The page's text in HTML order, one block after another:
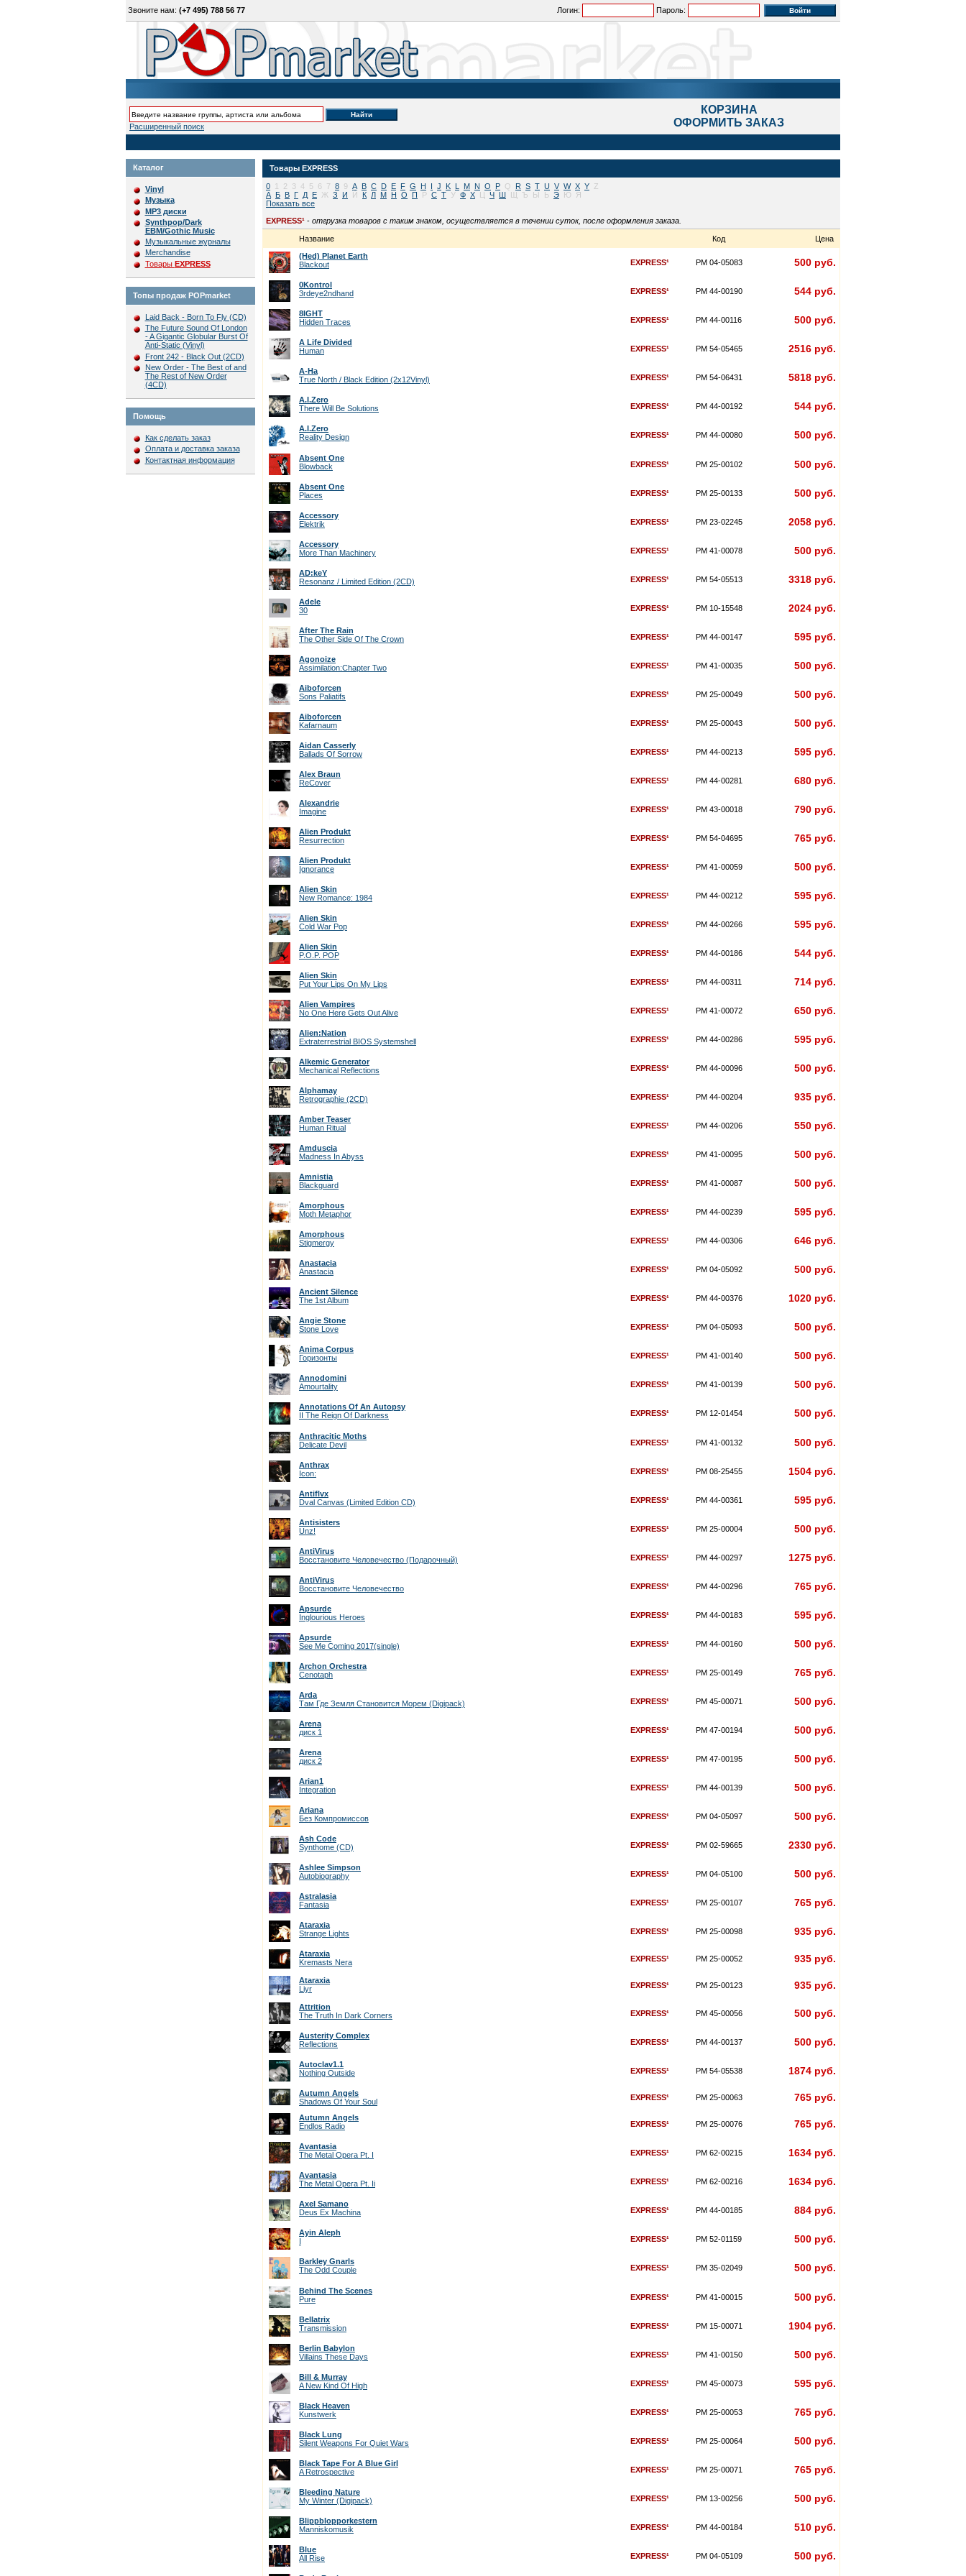
Звоните нам: (+7 495) 788 56 77 Логин: Пароль:
Расширенный поиск
КОРЗИНА
ОФОРМИТЬ ЗАКАЗ
Каталог
Vinyl
Музыка
MP3 диски
Synthpop/Dark
EBM/Gothic Music
Музыкальные журналы
Merchandise
Товары EXPRESS
Топы продаж POPmarket
Laid Back - Born To Fly (CD)
The Future Sound Of London
- A Gigantic Globular Burst Of
Anti-Static (Vinyl)
Front 242 - Black Out (2CD)
New Order - The Best of and
The Rest of New Order
(4CD)
Помощь
Как сделать заказ
Оплата и доставка заказа
Контактная информация
Товары EXPRESS
0 1 2 3 4 5 6 7 8 9 A B C D E F G H I J K L M N O P Q R S T U V W X Y Z
А Б В Г Д Е Ж З И Й К Л М Н О П Р С Т У Ф Х Ц Ч Ш Щ Ъ Ы Ь Э Ю
Я
Показать все
EXPRESS¹ - отгрузка товаров с таким знаком, осуществляется в течении суток, после оформления заказа.
Название Код
Цена
(Hed) Planet Earth
Blackout
EXPRESS¹ PM 04-05083 500 руб.
0Kontrol
3rdeye2ndhand
EXPRESS¹ PM 44-00190 544 руб.
8IGHT
Hidden Traces
EXPRESS¹ PM 44-00116 500 руб.
A Life Divided
Human
EXPRESS¹ PM 54-05465 2516 руб.
A-Ha
True North / Black Edition (2x12Vinyl)
EXPRESS¹ PM 54-06431 5818 руб.
A.I.Zero
There Will Be Solutions
EXPRESS¹ PM 44-00192 544 руб.
A.I.Zero
Reality Design
EXPRESS¹ PM 44-00080 500 руб.
Absent One
Blowback
EXPRESS¹ PM 25-00102 500 руб.
Absent One
Places
EXPRESS¹ PM 25-00133 500 руб.
Accessory
Elektrik
EXPRESS¹ PM 23-02245 2058 руб.
Accessory
More Than Machinery
EXPRESS¹ PM 41-00078 500 руб.
AD:keY
Resonanz / Limited Edition (2CD)
EXPRESS¹ PM 54-05513 3318 руб.
Adele
30
EXPRESS¹ PM 10-15548 2024 руб.
After The Rain
The Other Side Of The Crown
EXPRESS¹ PM 44-00147 595 руб.
Agonoize
Assimilation:Chapter Two
EXPRESS¹ PM 41-00035 500 руб.
Aiboforcen
Sons Paliatifs
EXPRESS¹ PM 25-00049 500 руб.
Aiboforcen
Kafarnaum
EXPRESS¹ PM 25-00043 500 руб.
Aidan Casserly
Ballads Of Sorrow
EXPRESS¹ PM 44-00213 595 руб.
Alex Braun
ReCover
EXPRESS¹ PM 44-00281 680 руб.
Alexandrie
Imagine
EXPRESS¹ PM 43-00018 790 руб.
Alien Produkt
Resurrection
EXPRESS¹ PM 54-04695 765 руб.
Alien Produkt
Ignorance
EXPRESS¹ PM 41-00059 500 руб.
Alien Skin
New Romance: 1984
EXPRESS¹ PM 44-00212 595 руб.
Alien Skin
Cold War Pop
EXPRESS¹ PM 44-00266 595 руб.
Alien Skin
P.O.P. POP
EXPRESS¹ PM 44-00186 544 руб.
Alien Skin
Put Your Lips On My Lips
EXPRESS¹ PM 44-00311 714 руб.
Alien Vampires
No One Here Gets Out Alive
EXPRESS¹ PM 41-00072 650 руб.
Alien:Nation
Extraterrestrial BIOS Systemshell
EXPRESS¹ PM 44-00286 595 руб.
Alkemic Generator
Mechanical Reflections
EXPRESS¹ PM 44-00096 500 руб.
Alphamay
Retrographie (2CD)
EXPRESS¹ PM 44-00204 935 руб.
Amber Teaser
Human Ritual
EXPRESS¹ PM 44-00206 550 руб.
Amduscia
Madness In Abyss
EXPRESS¹ PM 41-00095 500 руб.
Amnistia
Blackguard
EXPRESS¹ PM 41-00087 500 руб.
Amorphous
Moth Metaphor
EXPRESS¹ PM 44-00239 595 руб.
Amorphous
Stigmergy
EXPRESS¹ PM 44-00306 646 руб.
Anastacia
Anastacia
EXPRESS¹ PM 04-05092 500 руб.
Ancient Silence
The 1st Album
EXPRESS¹ PM 44-00376 1020 руб.
Angie Stone
Stone Love
EXPRESS¹ PM 04-05093 500 руб.
Anima Corpus
Горизонты
EXPRESS¹ PM 41-00140 500 руб.
Annodomini
Amourtality
EXPRESS¹ PM 41-00139 500 руб.
Annotations Of An Autopsy
II The Reign Of Darkness
EXPRESS¹ PM 12-01454 500 руб.
Anthracitic Moths
Delicate Devil
EXPRESS¹ PM 41-00132 500 руб.
Anthrax
Icon:
EXPRESS¹ PM 08-25455 1504 руб.
Antiflvx
Dval Canvas (Limited Edition CD)
EXPRESS¹ PM 44-00361 595 руб.
Antisisters
Unz!
EXPRESS¹ PM 25-00004 500 руб.
AntiVirus
Восстановите Человечество (Подарочный)
EXPRESS¹ PM 44-00297 1275 руб.
AntiVirus
Восстановите Человечество
EXPRESS¹ PM 44-00296 765 руб.
Apsurde
Inglourious Heroes
EXPRESS¹ PM 44-00183 595 руб.
Apsurde
See Me Coming 2017(single)
EXPRESS¹ PM 44-00160 500 руб.
Archon Orchestra
Cenotaph
EXPRESS¹ PM 25-00149 765 руб.
Arda
Там Где Земля Становится Морем (Digipack)
EXPRESS¹ PM 45-00071 500 руб.
Arena
диск 1
EXPRESS¹ PM 47-00194 500 руб.
Arena
диск 2
EXPRESS¹ PM 47-00195 500 руб.
Arian1
Integration
EXPRESS¹ PM 44-00139 500 руб.
Ariana
Без Компромиссов
EXPRESS¹ PM 04-05097 500 руб.
Ash Code
Synthome (CD)
EXPRESS¹ PM 02-59665 2330 руб.
Ashlee Simpson
Autobiography
EXPRESS¹ PM 04-05100 500 руб.
Astralasia
Fantasia
EXPRESS¹ PM 25-00107 765 руб.
Ataraxia
Strange Lights
EXPRESS¹ PM 25-00098 935 руб.
Ataraxia
Kremasts Nera
EXPRESS¹ PM 25-00052 935 руб.
Ataraxia
Liyr
EXPRESS¹ PM 25-00123 935 руб.
Attrition
The Truth In Dark Corners
EXPRESS¹ PM 45-00056 500 руб.
Austerity Complex
Reflections
EXPRESS¹ PM 44-00137 500 руб.
Autoclav1.1
Nothing Outside
EXPRESS¹ PM 54-05538 1874 руб.
Autumn Angels
Shadows Of Your Soul
EXPRESS¹ PM 25-00063 765 руб.
Autumn Angels
Endlos Radio
EXPRESS¹ PM 25-00076 765 руб.
Avantasia
The Metal Opera Pt. I
EXPRESS¹ PM 62-00215 1634 руб.
Avantasia
The Metal Opera Pt. Ii
EXPRESS¹ PM 62-00216 1634 руб.
Axel Samano
Deus Ex Machina
EXPRESS¹ PM 44-00185 884 руб.
Ayin Aleph
I
EXPRESS¹ PM 52-01159 500 руб.
Barkley Gnarls
The Odd Couple
EXPRESS¹ PM 35-02049 500 руб.
Behind The Scenes
Pure
EXPRESS¹ PM 41-00015 500 руб.
Bellatrix
Transmission
EXPRESS¹ PM 15-00071 1904 руб.
Berlin Babylon
Villains These Days
EXPRESS¹ PM 41-00150 500 руб.
Bill & Murray
A New Kind Of High
EXPRESS¹ PM 45-00073 595 руб.
Black Heaven
Kunstwerk
EXPRESS¹ PM 25-00053 765 руб.
Black Lung
Silent Weapons For Quiet Wars
EXPRESS¹ PM 25-00064 500 руб.
Black Tape For A Blue Girl
A Retrospective
EXPRESS¹ PM 25-00071 765 руб.
Bleeding Nature
My Winter (Digipack)
EXPRESS¹ PM 13-00256 500 руб.
Blippblopporkestern
Manniskomusik
EXPRESS¹ PM 44-00184 510 руб.
Blue
All Rise
EXPRESS¹ PM 04-05109 500 руб.